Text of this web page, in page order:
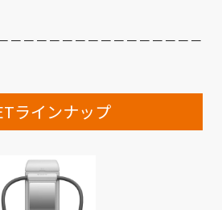
－－－－－－－－－－－－－－－
ラインナップ